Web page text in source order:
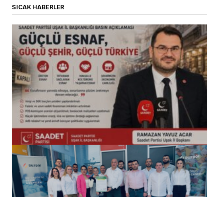
SICAK HABERLER
(başlıksız)
Alaattin Karahan tarafından 14/07/2026